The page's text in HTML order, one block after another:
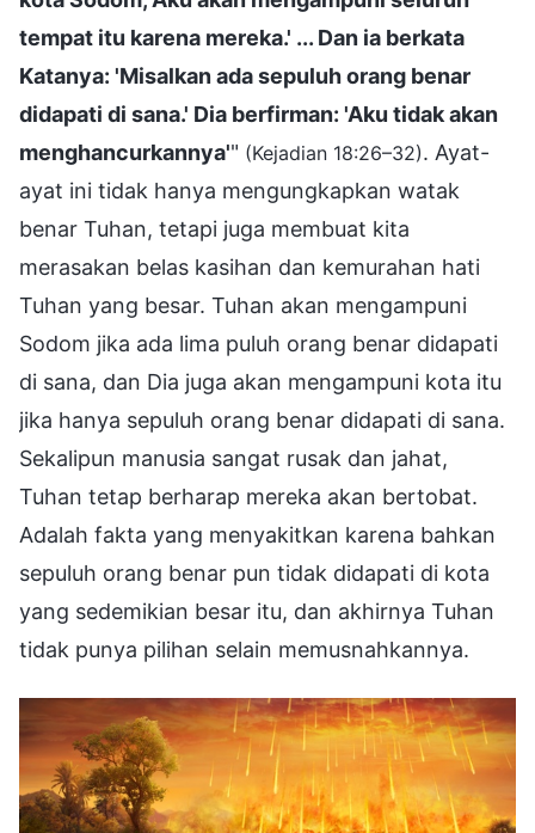
tempat itu karena mereka.' ... Dan ia berkata
Katanya: 'Misalkan ada sepuluh orang benar
didapati di sana.' Dia berfirman: 'Aku tidak akan
menghancurkannya'" (Kejadian 18:26–32). Ayat-
ayat ini tidak hanya mengungkapkan watak
benar Tuhan, tetapi juga membuat kita
merasakan belas kasihan dan kemurahan hati
Tuhan yang besar. Tuhan akan mengampuni
Sodom jika ada lima puluh orang benar didapati
di sana, dan Dia juga akan mengampuni kota itu
jika hanya sepuluh orang benar didapati di sana.
Sekalipun manusia sangat rusak dan jahat,
Tuhan tetap berharap mereka akan bertobat.
Adalah fakta yang menyakitkan karena bahkan
sepuluh orang benar pun tidak didapati di kota
yang sedemikian besar itu, dan akhirnya Tuhan
tidak punya pilihan selain memusnahkannya.